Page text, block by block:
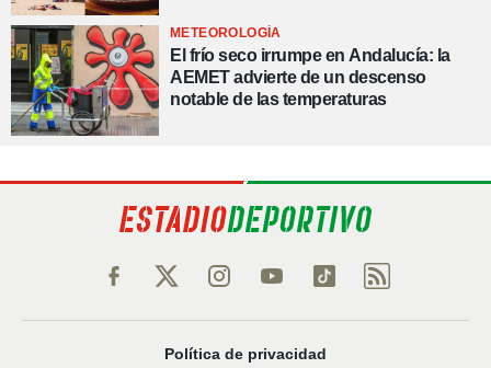
METEOROLOGÍA
El frío seco irrumpe en Andalucía: la
AEMET advierte de un descenso
notable de las temperaturas
Política de privacidad